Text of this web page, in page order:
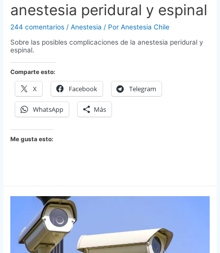
anestesia peridural y espinal
244 comentarios /Anestesia / PorAnestesia Chile
Sobre las posibles complicaciones de la anestesia peridural y
espinal.
Comparte esto:
X Facebook Telegram
WhatsApp Más
Me gusta esto: